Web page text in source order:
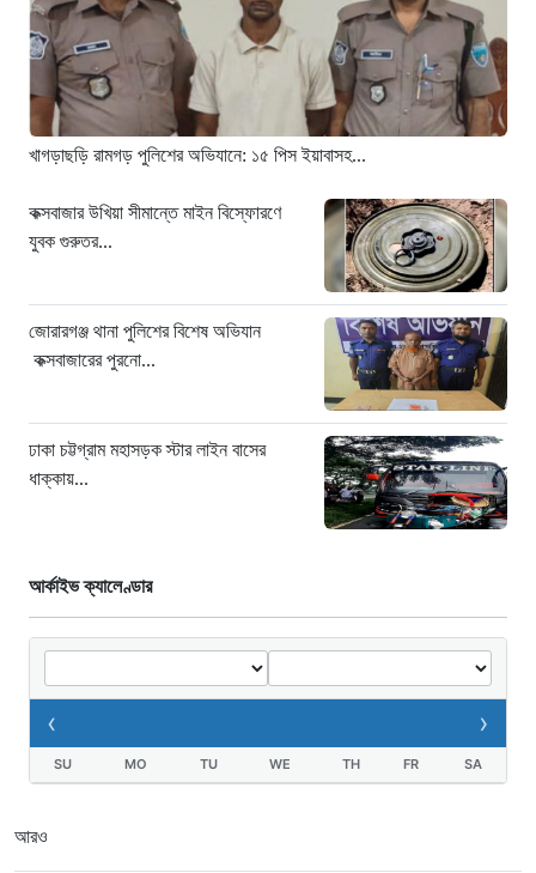
খাগড়াছড়ি রামগড় পুলিশের অভিযানে: ১৫
পিস ইয়াবাসহ যুবক গ্রেপ্তার
খাগড়াছড়ি রামগড় পুলিশের অভিযানে: ১৫ পিস ইয়াবাসহ...
কক্সবাজার উখিয়া সীমান্তে মাইন বিস্ফোরণে
যুবক গুরুতর...
জোরারগঞ্জ থানা পুলিশের বিশেষ অভিযান
কক্সবাজারের পুরনো...
ঢাকা চট্টগ্রাম মহাসড়ক স্টার লাইন বাসের
ধাক্কায়...
আর্কাইভ ক্যালেণ্ডার
‹ ›
SU MO TU WE TH FR SA
আরও